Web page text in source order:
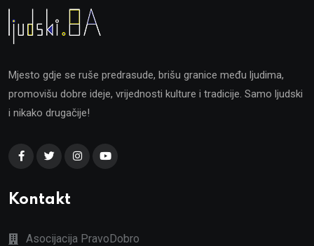
Mjesto gdje se ruše predrasude, brišu granice među ljudima,
promovišu dobre ideje, vrijednosti kulture i tradicije. Samo ljudski
i nikako drugačije!
Kontakt
Asocijacija PravoDobro